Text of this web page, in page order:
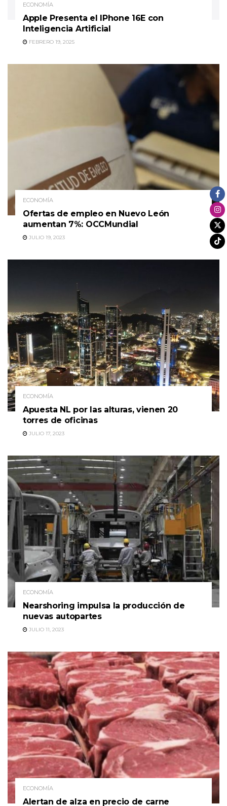
ECONOMÍA
Apple Presenta el IPhone 16E con
Inteligencia Artificial
FEBRERO 19, 2025
ECONOMÍA
Ofertas de empleo en Nuevo León
aumentan 7%: OCCMundial
JULIO 19, 2023
ECONOMÍA
Apuesta NL por las alturas, vienen 20
torres de oficinas
JULIO 17, 2023
ECONOMÍA
Nearshoring impulsa la producción de
nuevas autopartes
JULIO 11, 2023
ECONOMÍA
Alertan de alza en precio de carne